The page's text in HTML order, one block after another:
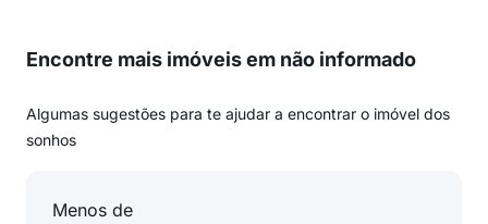
Encontre mais imóveis em não informado
Algumas sugestões para te ajudar a encontrar o imóvel dos
sonhos
Menos de